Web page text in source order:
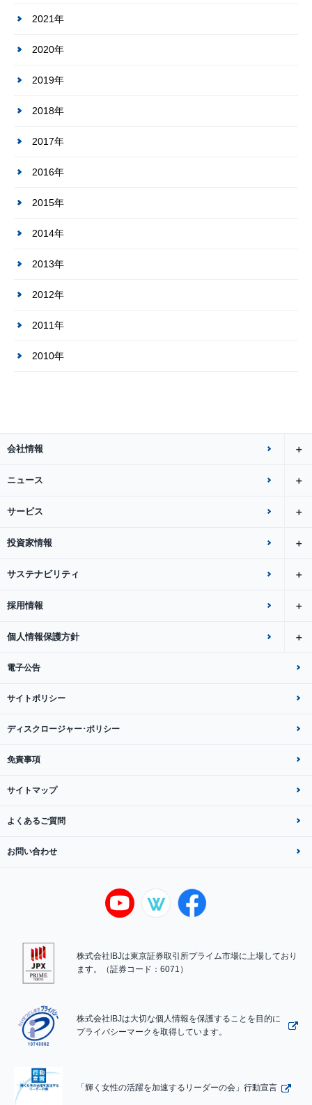
2021年
2020年
2019年
2018年
2017年
2016年
2015年
2014年
2013年
2012年
2011年
2010年
会社情報
ニュース
サービス
投資家情報
サステナビリティ
採用情報
個人情報保護方針
電子公告
サイトポリシー
ディスクロージャー･ポリシー
免責事項
サイトマップ
よくあるご質問
お問い合わせ
株式会社IBJは東京証券取引所プライム市場に上場しており
ます。（証券コード：6071）
株式会社IBJは大切な個人情報を保護することを目的に
プライバシーマークを取得しています。
「輝く女性の活躍を加速するリーダーの会」行動宣言